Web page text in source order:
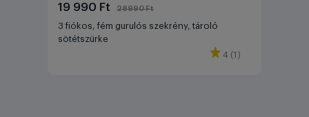
19 990 Ft 28990 Ft
3 fiókos, fém gurulós szekrény, tároló
sötétszürke
4 (1)